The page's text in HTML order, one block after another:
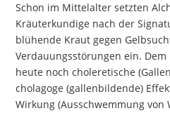
Schon im Mittelalter setzten
Kräuterkundige nach der
blühende Kraut gegen
Verdauungsstörungen ein.
heute noch choleretische
cholagoge (gallenbildende)
Wirkung (Ausschwemmung von